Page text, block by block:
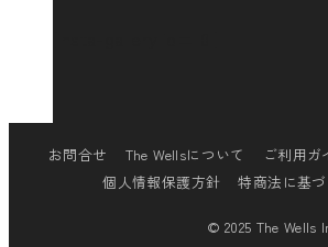
お問合せ The Wellsについて ご利用ガ
個人情報保護方針
特商法に基
© 2025 The Wells